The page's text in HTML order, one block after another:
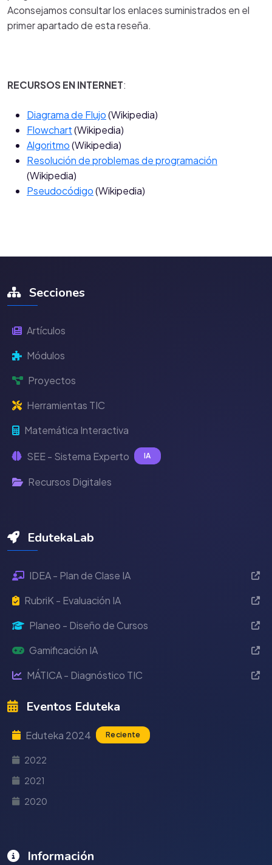
Aconsejamos consultar los enlaces suministrados en el
primer apartado de esta reseña.
RECURSOS EN INTERNET:
Diagrama de Flujo(Wikipedia)
Flowchart(Wikipedia)
Algoritmo(Wikipedia)
Resolución de problemas de programación
(Wikipedia)
Pseudocódigo(Wikipedia)
Secciones
Artículos
Módulos
Proyectos
Herramientas TIC
Matemática Interactiva
SEE - Sistema Experto IA
Recursos Digitales
EdutekaLab
IDEA - Plan de Clase IA
RubriK - Evaluación IA
Planeo - Diseño de Cursos
Gamificación IA
MÁTICA - Diagnóstico TIC
Eventos Eduteka
Eduteka 2024 Reciente
2022
2021
2020
Información